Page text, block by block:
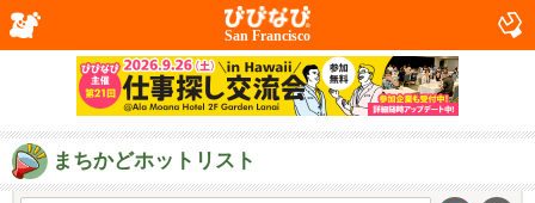
San Francisco
まちかどホットリスト